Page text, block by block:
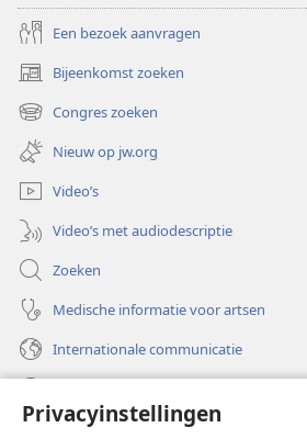
Privacyinstellingen
Een bezoek aanvragen
Bijeenkomst zoeken
(opent
nieuw
venster)
Congres zoeken
(opent
nieuw
venster)
Nieuw op jw.org
Video’s
Video’s met audiodescriptie
Zoeken
Medische informatie voor artsen
Internationale communicatie